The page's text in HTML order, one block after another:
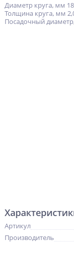
Диаметр круга, мм
Толщина круга, мм
Посадочный
Артикул
Производитель